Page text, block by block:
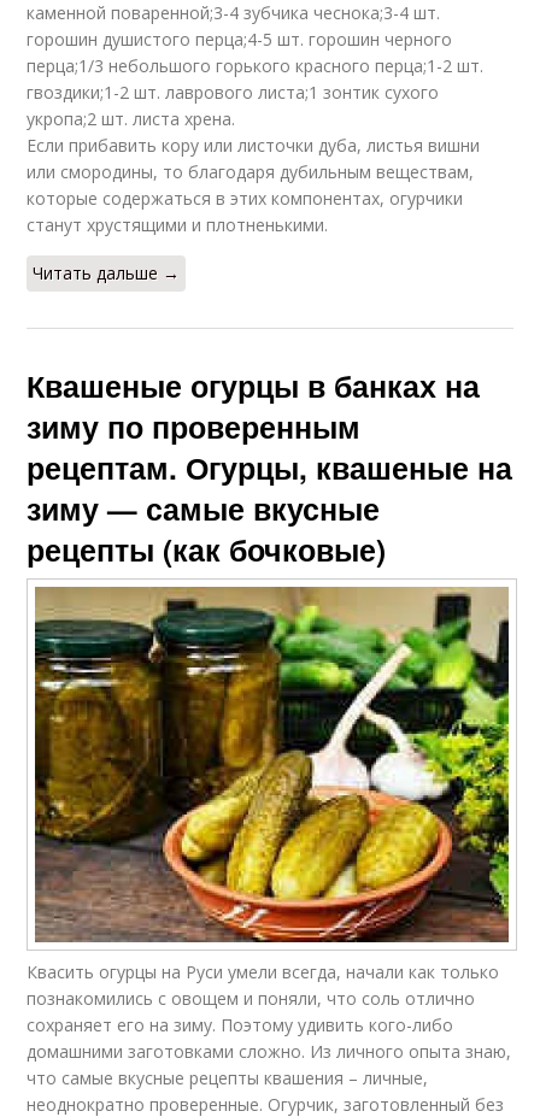
каменной поваренной;3-4 зубчика чеснока;3-4 шт.
горошин душистого перца;4-5 шт. горошин черного
перца;1/3 небольшого горького красного перца;1-2 шт.
гвоздики;1-2 шт. лаврового листа;1 зонтик сухого
укропа;2 шт. листа хрена.
Если прибавить кору или листочки дуба, листья вишни
или смородины, то благодаря дубильным веществам,
которые содержаться в этих компонентах, огурчики
станут хрустящими и плотненькими.
Читать дальше →
Квашеные огурцы в банках на
зиму по проверенным
рецептам. Огурцы, квашеные на
зиму — самые вкусные
рецепты (как бочковые)
Квасить огурцы на Руси умели всегда, начали как только
познакомились с овощем и поняли, что соль отлично
сохраняет его на зиму. Поэтому удивить кого-либо
домашними заготовками сложно. Из личного опыта знаю,
что самые вкусные рецепты квашения – личные,
неоднократно проверенные. Огурчик, заготовленный без